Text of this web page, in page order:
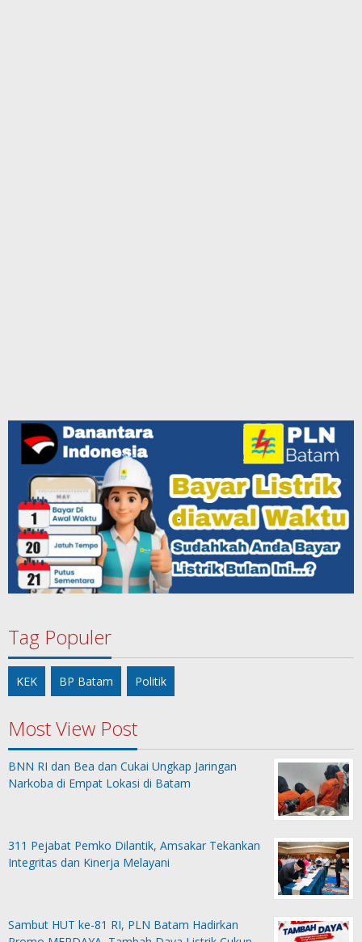
Tag Populer
KEK BP Batam Politik
Most View Post
BNN RI dan Bea dan Cukai Ungkap Jaringan
Narkoba di Empat Lokasi di Batam
311 Pejabat Pemko Dilantik, Amsakar Tekankan
Integritas dan Kinerja Melayani
Sambut HUT ke-81 RI, PLN Batam Hadirkan